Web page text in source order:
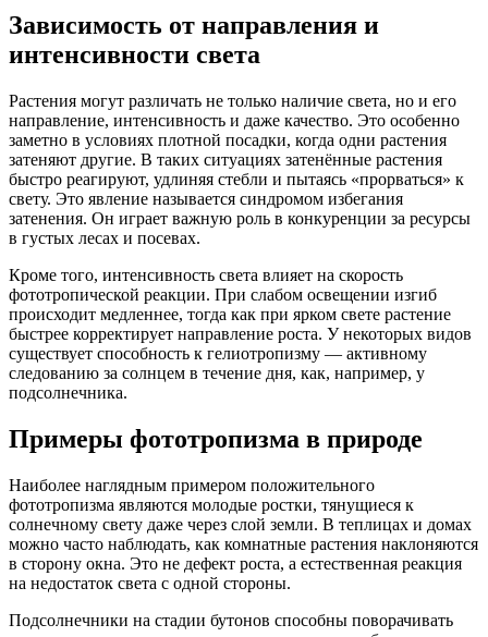
Зависимость от направления и
интенсивности света
Растения могут различать не только наличие света, но и его
направление, интенсивность и даже качество. Это особенно
заметно в условиях плотной посадки, когда одни растения
затеняют другие. В таких ситуациях затенённые растения
быстро реагируют, удлиняя стебли и пытаясь «прорваться» к
свету. Это явление называется синдромом избегания
затенения. Он играет важную роль в конкуренции за ресурсы
в густых лесах и посевах.
Кроме того, интенсивность света влияет на скорость
фототропической реакции. При слабом освещении изгиб
происходит медленнее, тогда как при ярком свете растение
быстрее корректирует направление роста. У некоторых видов
существует способность к гелиотропизму — активному
следованию за солнцем в течение дня, как, например, у
подсолнечника.
Примеры фототропизма в природе
Наиболее наглядным примером положительного
фототропизма являются молодые ростки, тянущиеся к
солнечному свету даже через слой земли. В теплицах и домах
можно часто наблюдать, как комнатные растения наклоняются
в сторону окна. Это не дефект роста, а естественная реакция
на недостаток света с одной стороны.
Подсолнечники на стадии бутонов способны поворачивать